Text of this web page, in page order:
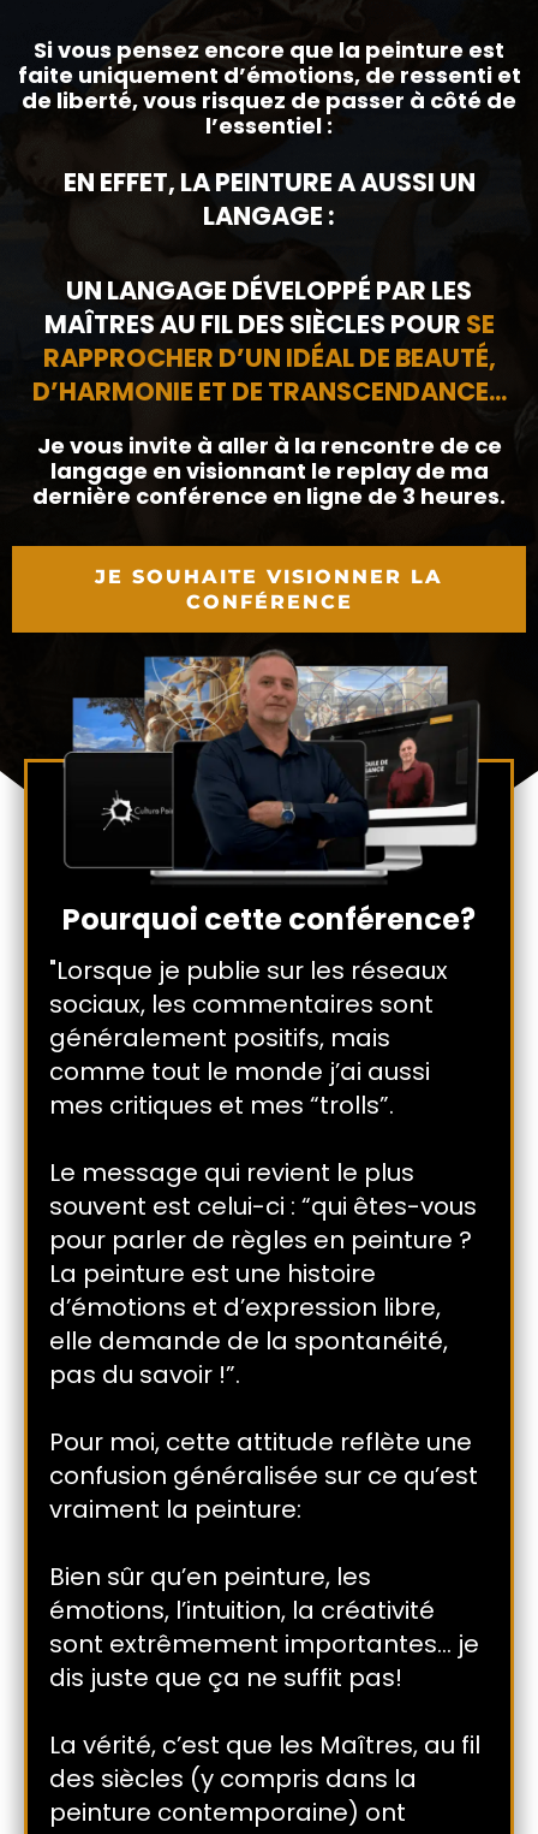
Si vous pensez encore que la peinture est
faite uniquement d’émotions, de ressenti et
de liberté, vous risquez de passer à côté de
l’essentiel :
EN EFFET, LA PEINTURE A AUSSI UN
LANGAGE :
UN LANGAGE DÉVELOPPÉ PAR LES
MAÎTRES AU FIL DES SIÈCLES POUR SE
RAPPROCHER D’UN IDÉAL DE BEAUTÉ,
D’HARMONIE ET DE TRANSCENDANCE...
Je vous invite à aller à la rencontre de ce
langage en visionnant le replay de ma
dernière conférence en ligne de 3 heures.
JE SOUHAITE VISIONNER LA
CONFÉRENCE
Enter your text here...
Pourquoi cette conférence?
"Lorsque je publie sur les réseaux
sociaux, les commentaires sont
généralement positifs, mais
comme tout le monde j’ai aussi
mes critiques et mes “trolls”.
Le message qui revient le plus
souvent est celui-ci : “qui êtes-vous
pour parler de règles en peinture ?
La peinture est une histoire
d’émotions et d’expression libre,
elle demande de la spontanéité,
pas du savoir !”.
Pour moi, cette attitude reflète une
confusion généralisée sur ce qu’est
vraiment la peinture:
Bien sûr qu’en peinture, les
émotions, l’intuition, la créativité
sont extrêmement importantes… je
dis juste que ça ne suffit pas!
La vérité, c’est que les Maîtres, au fil
des siècles (y compris dans la
peinture contemporaine) ont